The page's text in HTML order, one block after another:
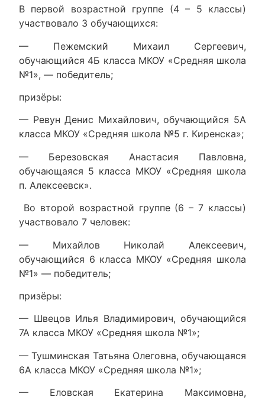
В первой возрастной группе (4 – 5 классы)
участвовало 3 обучающихся:
— Пежемский Михаил Сергеевич,
обучающийся 4Б класса МКОУ «Средняя школа
№1», — победитель;
призёры:
— Ревун Денис Михайлович, обучающийся 5А
класса МКОУ «Средняя школа №5 г. Киренска»;
— Березовская Анастасия Павловна,
обучающаяся 5 класса МКОУ «Средняя школа
п. Алексеевск».
Во второй возрастной группе (6 – 7 классы)
участвовало 7 человек:
— Михайлов Николай Алексеевич,
обучающийся 6 класса МКОУ «Средняя школа
№1» — победитель;
призёры:
— Швецов Илья Владимирович, обучающийся
7А класса МКОУ «Средняя школа №1»;
— Тушминская Татьяна Олеговна, обучающаяся
6А класса МКОУ «Средняя школа №1»;
— Еловская Екатерина Максимовна,